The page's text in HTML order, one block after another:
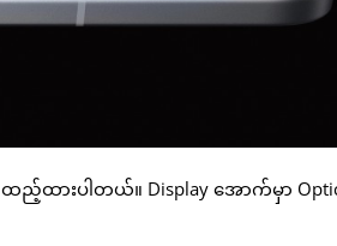
ထည့်ထားပါတယ်။ Display အောက်မှာ